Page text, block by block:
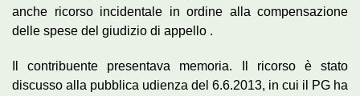
anche ricorso incidentale in ordine alla compensazione
delle spese del giudizio di appello .
Il contribuente presentava memoria. Il ricorso è stato
discusso alla pubblica udienza del 6.6.2013, in cui il PG ha